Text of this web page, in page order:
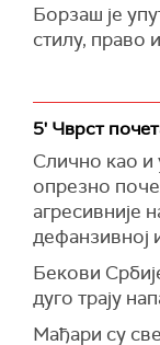
Борзаш је
стилу, право
5' Чврст
Слично као и
опрезно
агресивније
дефанзивној
Бекови
дуго трају
Мађари су